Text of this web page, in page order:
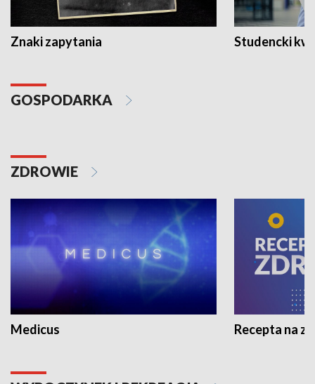
Znaki zapytania Studencki
GOSPODARKA
ZDROWIE
Medicus Recepta na